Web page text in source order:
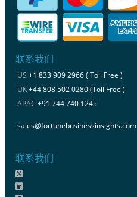
联系我们
US +1 833 909 2966 ( Toll Free )
UK+44 808 502 0280 (Toll Free )
APAC +91 744 740 1245
sales@fortunebusinessinsights.com
联系我们